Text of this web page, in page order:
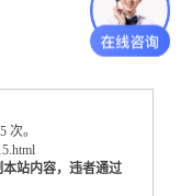
次。
站内容，违者通过